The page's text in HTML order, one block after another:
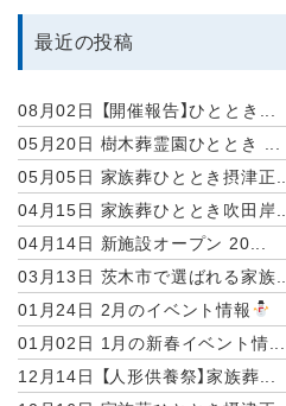
最近の投稿
08月02日
【開催報告】ひととき...
05月20日 樹木葬霊園ひととき ...
05月05日 家族葬ひととき摂津正...
04月15日 家族葬ひととき吹田岸...
04月14日 新施設オープン 20...
03月13日 茨木市で選ばれる家族...
01月24日 2月のイベント情報
01月02日 1月の新春イベント情...
12月14日
【人形供養祭】家族葬...